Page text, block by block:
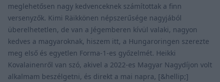
meglehetősen nagy kedvenceknek számítottak a finn
versenyzők. Kimi Räikkönen népszerűsége nagyjából
überelhetetlen, de van a Jégemberen kívül valaki, nagyon
kedves a magyaroknak, hiszem itt, a Hungaroringen szerezte
meg első és egyetlen Forma-1-es győzelmét. Heikki
Kovalainenről van szó, akivel a 2022-es Magyar Nagydíjon volt
alkalmam beszélgetni, és direkt a mai napra, [&hellip;]